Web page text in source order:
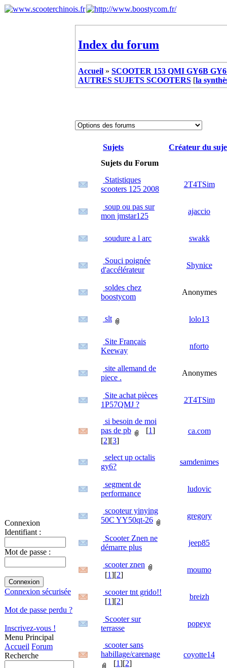
Connexion
Identifiant :
Mot de passe :
Connexion sécurisée
Mot de passe perdu ?
Inscrivez-vous !
Menu Principal
Accueil Forum
Recherche
Index du forum
Accueil » SCOOTER 153 QMI GY6B
AUTRES SUJETS SCOOTERS [la
Sujets
Créateur du
Sujets du Forum
Statistiques
scooters 125 2008
2T4TSim
soup ou pas sur
mon jmstar125
ajaccio
soudure a l arc swakk
Souci poignée
d'accélérateur
Shynice
soldes chez
boostycom
Anonymes
slt lolo13
Site Français
Keeway
nforto
site allemand de
piece .
Anonymes
Site achat pièces
1P57QMJ ?
2T4TSim
si besoin de moi
pas de pb
[1]
[2][3]
ca.com
select up octalis
gy6?
samdenimes
segment de
performance
ludovic
scooteur yinying
50C YY50qt-26
gregory
Scooter Znen ne
démarre plus
jeep85
scooter znen
[1][2]
moumo
scooter tnt grido!!
[1][2]
breizh
Scooter sur
terrasse
popeye
scooter sans
habillage/carenage
[1][2]
coyotte14